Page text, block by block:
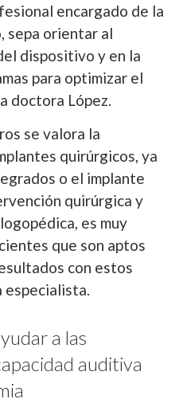
encargado de la
sepa orientar al
dispositivo y en la
para optimizar el
doctora López.
se valora la
quirúrgicos, ya
o el implante
quirúrgica y
es muy
que son aptos
con estos
especialista.
a las
auditiva